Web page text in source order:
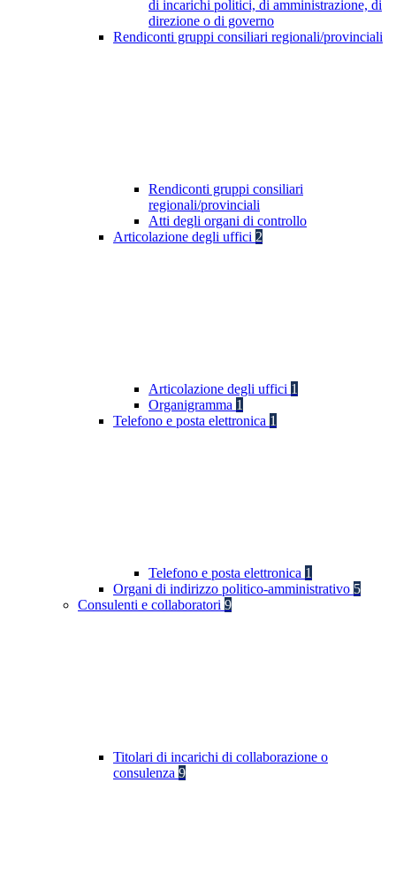
di incarichi politici, di amministrazione, di
direzione o di governo
Rendiconti gruppi consiliari regionali/provinciali
Rendiconti gruppi consiliari
regionali/provinciali
Atti degli organi di controllo
Articolazione degli uffici 2
Articolazione degli uffici 1
Organigramma 1
Telefono e posta elettronica 1
Telefono e posta elettronica 1
Organi di indirizzo politico-amministrativo 5
Consulenti e collaboratori 9
Titolari di incarichi di collaborazione o
consulenza 9